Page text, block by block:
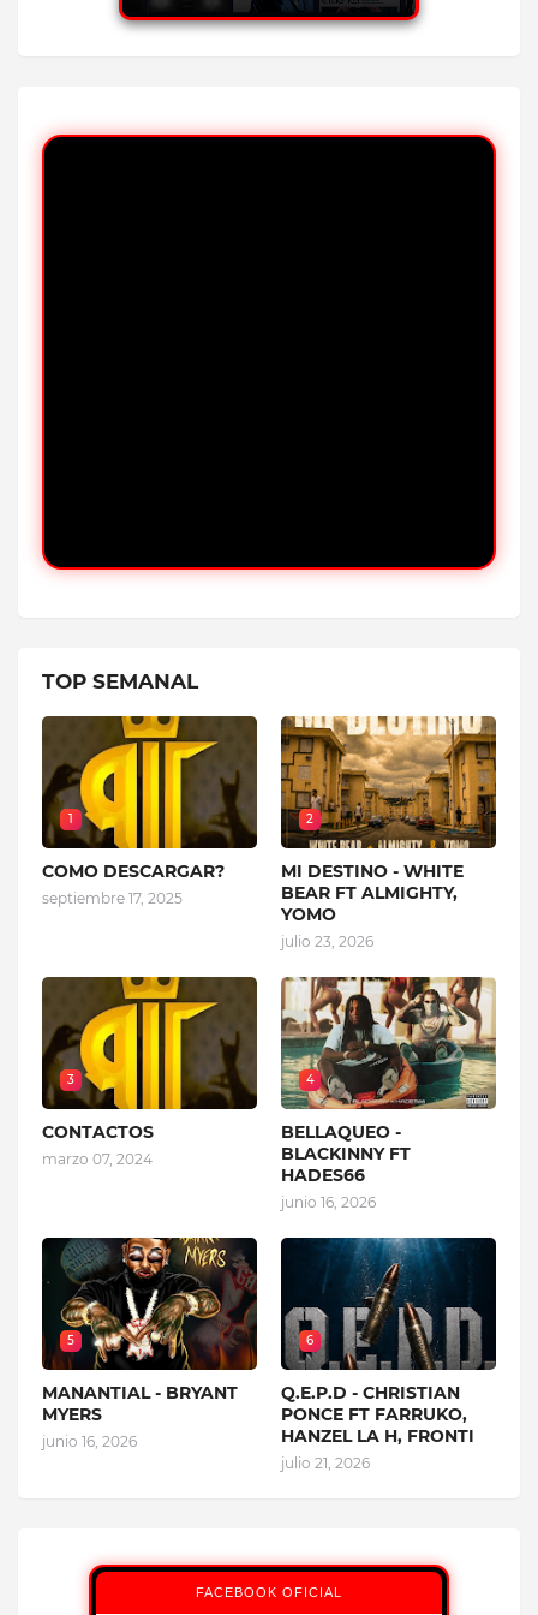
TOP SEMANAL
1
COMO DESCARGAR?
septiembre 17, 2025
2
MI DESTINO - WHITE
BEAR FT ALMIGHTY,
YOMO
julio 23, 2026
3
CONTACTOS
marzo 07, 2024
4
BELLAQUEO -
BLACKINNY FT
HADES66
junio 16, 2026
5
MANANTIAL - BRYANT
MYERS
junio 16, 2026
6
Q.E.P.D - CHRISTIAN
PONCE FT FARRUKO,
HANZEL LA H, FRONTI
julio 21, 2026
FACEBOOK OFICIAL